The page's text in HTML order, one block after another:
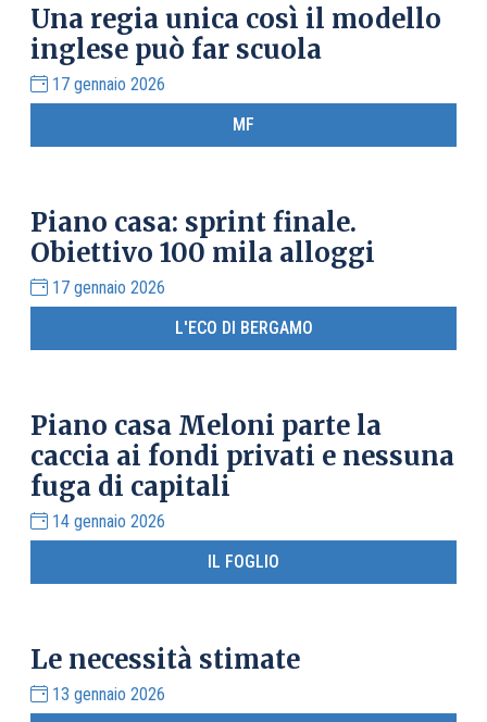
Una regia unica così il modello
inglese può far scuola
17 gennaio 2026
MF
Piano casa: sprint finale.
Obiettivo 100 mila alloggi
17 gennaio 2026
L'ECO DI BERGAMO
Piano casa Meloni parte la
caccia ai fondi privati e nessuna
fuga di capitali
14 gennaio 2026
IL FOGLIO
Le necessità stimate
13 gennaio 2026